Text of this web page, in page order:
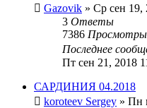
Gazovik » Ср сен 19,
3 Ответы
7386 Просмотры
Последнее
Пт сен 21, 2018
САРДИНИЯ 04.2018
koroteev Sergey » Пн